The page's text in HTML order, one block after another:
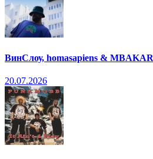
ВинСлоу, homasapiens &
20.07.2026